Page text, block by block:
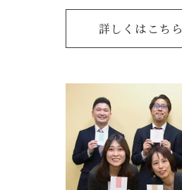
詳しくはこちら